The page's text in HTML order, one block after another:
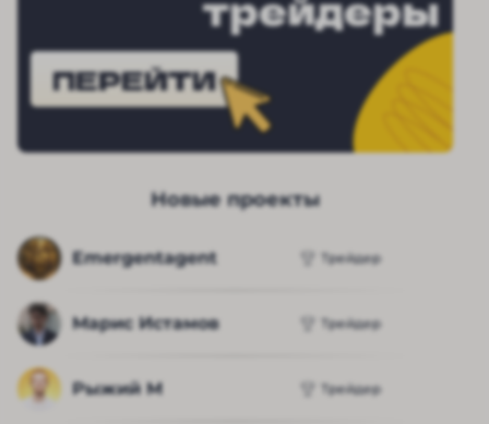
ПЕРЕЙТИ
Новые проекты
Emergentagent Трейдер
Марис Истамов Трейдер
Рыжий М Трейдер